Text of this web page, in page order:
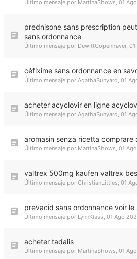
Último mensaje por MartinaShows, 01
prednisone sans prescription
sans ordonnance
Último mensaje por DewittCopenhaver, 01
céfixime sans ordonnance en
Último mensaje por AgathaBunyard, 01
acheter acyclovir en ligne
Último mensaje por AgathaBunyard, 01
aromasin senza ricetta comprare
Último mensaje por MartinaShows, 01
valtrex 500mg kaufen valtrex
Último mensaje por ChristianLittles, 01
prevacid sans ordonnance voir le
Último mensaje por LynnKlass, 01 Ago
acheter tadalis
Último mensaje por MartinaShows, 01